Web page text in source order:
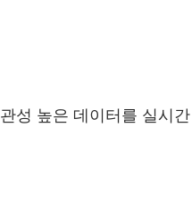
성 높은 데이터를 실시간